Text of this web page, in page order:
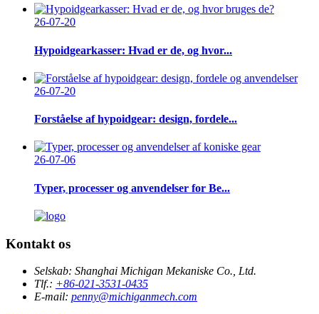
26-07-20
Hypoidgearkasser: Hvad er de, og hvor...
26-07-20
Forståelse af hypoidgear: design, fordele...
26-07-06
Typer, processer og anvendelser for Be...
Kontakt os
Selskab: Shanghai Michigan Mekaniske Co., Ltd.
Tlf.: +86-021-3531-0435
E-mail: penny@michiganmech.com